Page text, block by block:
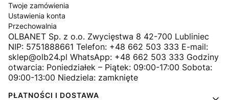
Twoje zamówienia
Ustawienia konta
Przechowalnia
OLBANET Sp. z o.o. Zwycięstwa 8 42-700 Lubliniec
NIP: 5751888661 Telefon: +48 662 503 333 E-mail:
sklep@olb24.pl WhatsApp: +48 662 503 333 Godziny
otwarcia: Poniedziałek – Piątek: 09:00-17:00 Sobota:
09:00-13:00 Niedziela: zamknięte
PŁATNOŚCI I DOSTAWA